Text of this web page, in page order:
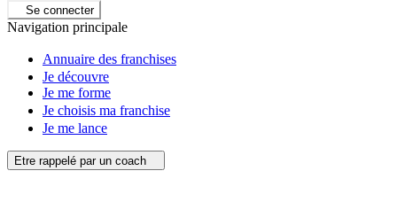
Se connecter
Navigation principale
Annuaire des franchises
Je découvre
Je me forme
Je choisis ma franchise
Je me lance
Etre rappelé par un coach